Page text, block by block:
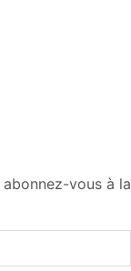
vous à la